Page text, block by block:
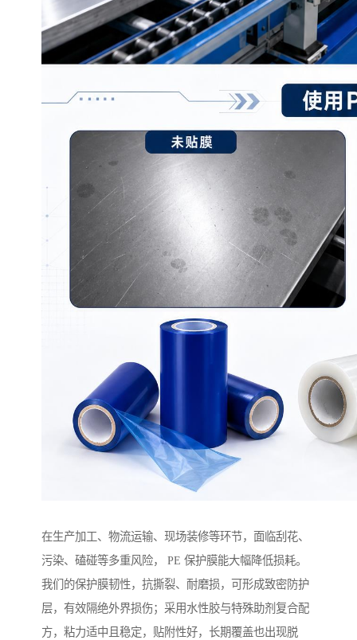
在生产加工、物流运输、现场装修等环节，面临刮花、
污染、磕碰等多重风险， PE 保护膜能大幅降低损耗。
我们的保护膜韧性，抗撕裂、耐磨损，可形成致密防护
层，有效隔绝外界损伤；采用水性胶与特殊助剂复合配
方，粘力适中且稳定，贴附性好，长期覆盖也出现脱